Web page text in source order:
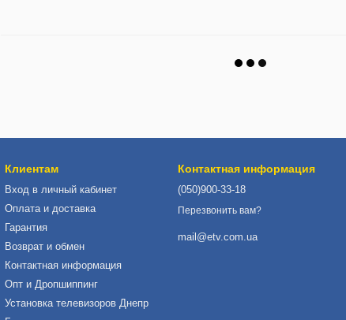
Клиентам
Вход в личный кабинет
Оплата и доставка
Гарантия
Возврат и обмен
Контактная информация
Опт и Дропшиппинг
Установка телевизоров Днепр
Контактная информация
(050)900-33-18
Перезвонить вам?
mail@etv.com.ua